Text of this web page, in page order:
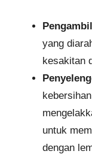
yang
kesakitan
untuk
dengan